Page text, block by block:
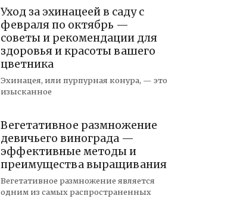
Уход за эхинацеей в саду с
февраля по октябрь —
советы и рекомендации для
здоровья и красоты вашего
цветника
Эхинацея, или пурпурная конура, — это
изысканное
Вегетативное размножение
девичьего винограда —
эффективные методы и
преимущества выращивания
Вегетативное размножение является
одним из самых распространенных